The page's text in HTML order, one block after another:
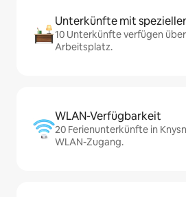
Unterkünfte mit
10 Unterkünfte verfügen
Arbeitsplatz.
WLAN-Verfügbarkeit
20 Ferienunterkünfte in
WLAN-Zugang.